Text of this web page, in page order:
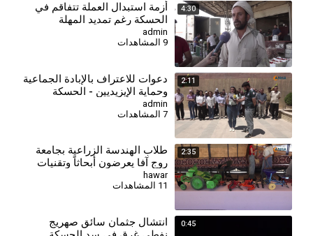
4:30
⁣أزمة استبدال العملة تتفاقم في
الحسكة رغم تمديد المهلة
admin
9 المشاهدات
2:11
دعوات للاعتراف بالإبادة الجماعية
وحماية الإيزيديين - الحسكة
admin
7 المشاهدات
2:35
طلاب الهندسة الزراعية بجامعة
روج آفا يعرضون أبحاثاً وتقنيات
حديثة في مهرجان القمح الأول
hawar
11 المشاهدات
0:45
انتشال جثمان سائق صهريج